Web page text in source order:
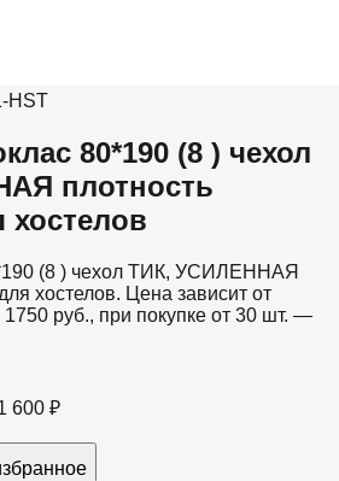
HST
80*190 (8 ) чехол
плотность
(8 ) чехол ТИК, УСИЛЕННАЯ
хостелов. Цена зависит от
руб., при покупке от 30 шт. —
600 ₽